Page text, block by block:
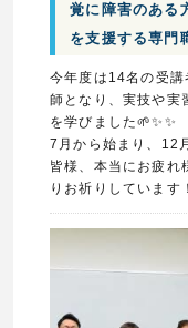
覚に障害のある
を支援する専門
今年度は14名の受
師となり、実技や実
を学びました🌱✨✨
7月から始まり、12
皆様、本当にお疲
りお祈りしています！